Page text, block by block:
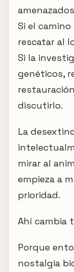
Si el
rescatar al
Si la
genéticos,
discutirlo.
La
mirar al
empieza a
prioridad.
Ahí cambia
Porque
nostalgia